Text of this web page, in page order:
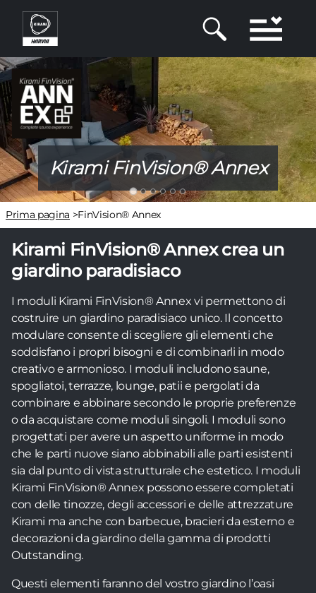
Salta
contenuto
principale
Kirami FinVision® Annex
Briciole
di
pane
Prima pagina >FinVision® Annex
Kirami FinVision® Annex crea un
giardino paradisiaco
I moduli Kirami FinVision® Annex vi permettono di
costruire un giardino paradisiaco unico. Il concetto
modulare consente di scegliere gli elementi che
soddisfano i propri bisogni e di combinarli in modo
creativo e armonioso. I moduli includono saune,
spogliatoi, terrazze, lounge, patii e pergolati da
combinare e abbinare secondo le proprie preferenze
o da acquistare come moduli singoli. I moduli sono
progettati per avere un aspetto uniforme in modo
che le parti nuove siano abbinabili alle parti esistenti
sia dal punto di vista strutturale che estetico. I moduli
Kirami FinVision® Annex possono essere completati
con delle tinozze, degli accessori e delle attrezzature
Kirami ma anche con barbecue, bracieri da esterno e
decorazioni da giardino della gamma di prodotti
Outstanding.
Questi elementi faranno del vostro giardino l’oasi